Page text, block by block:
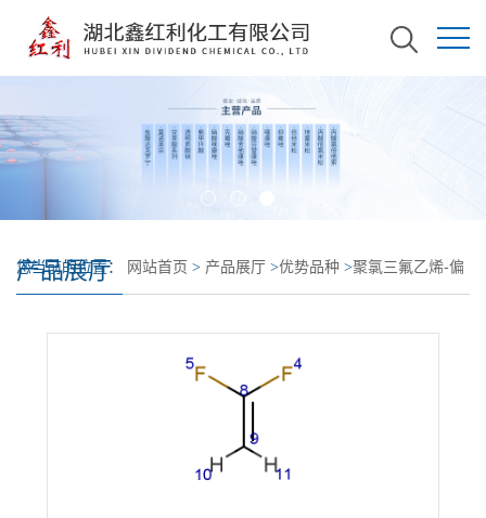
产品展厅
您当前的位置： 网站首页 > 产品展厅 >优势品种 >聚氯三氟乙烯-偏